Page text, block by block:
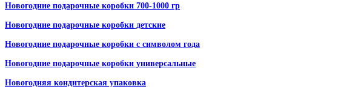
Новогодние подарочные коробки 700-1000 гр
Новогодние подарочные коробки детские
Новогодние подарочные коробки с символом года
Новогодние подарочные коробки универсальные
Новогодняя кондитерская упаковка